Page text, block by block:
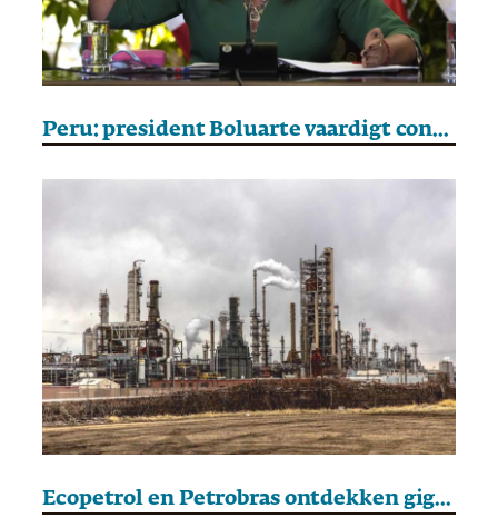
Peru: president Boluarte vaardigt controversiële amnestiewet uit
Ecopetrol en Petrobras ontdekken gigantisch gasveld in Colombia